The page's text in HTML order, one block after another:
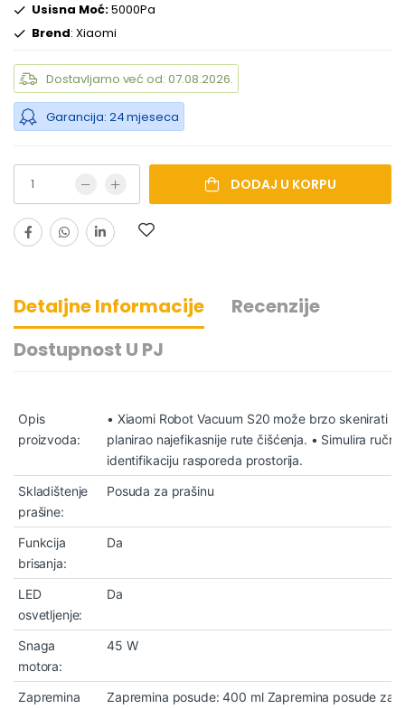
Usisna Moć:5000Pa
Brend: Xiaomi
Dostavljamo već od: 07.08.2026.
Garancija: 24 mjeseca
DODAJ U KORPU
Detaljne Informacije
Recenzije
Dostupnost U PJ
Opis
proizvoda:
• Xiaomi Robot Vacuum S20 može brzo skenirati
planirao najefikasnije rute čišćenja. • Simulira
identifikaciju rasporeda prostorija.
Skladištenje
prašine:
Posuda za prašinu
Funkcija
brisanja:
Da
LED
osvetljenje:
Da
Snaga
motora:
45 W
Zapremina
Zapremina posude: 400 ml Zapremina posude za